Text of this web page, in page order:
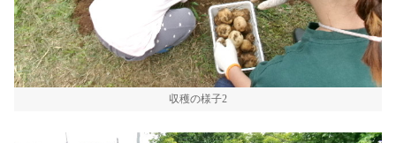
収穫の様子2